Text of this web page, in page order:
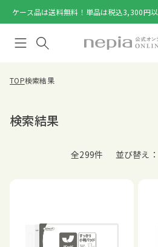
ケース品は送料無料！単品は税込3,300円
TOP検索結果
検索結果
全299件 並び替え：